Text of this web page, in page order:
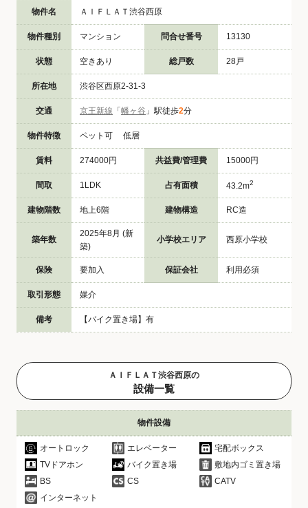
物件名 ＡＩＦＬＡＴ渋谷西原
物件種別 マンション 問合せ番号 13130
状態 空きあり 総戸数 28戸
所在地 渋谷区西原2-31-3
交通 京王新線 「 幡ヶ谷 」駅徒歩2分
物件特徴 ペット可 低層
賃料 274000円 共益費/管理費 15000円
間取 1LDK 占有面積 43.2m2
建物階数 地上6階 建物構造 RC造
築年数
2025年8月 (新
築)
小学校エリア 西原小学校
保険 要加入 保証会社 利用必須
取引形態 媒介
備考 【バイク置き場】有
ＡＩＦＬＡＴ渋谷西原の
設備一覧
物件設備
オートロック エレベーター
宅配ボックス
TVドアホン
バイク置き場
敷地内ゴミ置き場
BS
CS
CATV
インターネット